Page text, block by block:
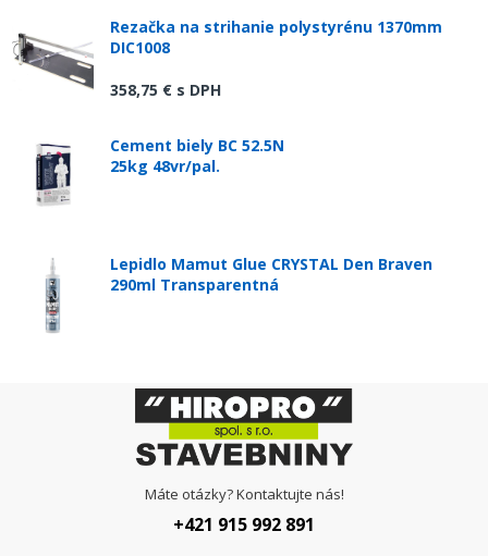
Rezačka na strihanie polystyrénu 1370mm
DIC1008
358,75 € s DPH
Cement biely BC 52.5N
25kg 48vr/pal.
Lepidlo Mamut Glue CRYSTAL Den Braven
290ml Transparentná
Máte otázky? Kontaktujte nás!
+421 915 992 891